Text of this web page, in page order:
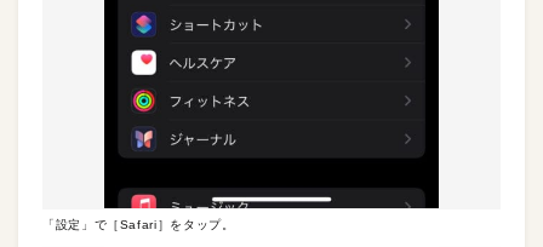
「設定」で［Safari］をタップ。